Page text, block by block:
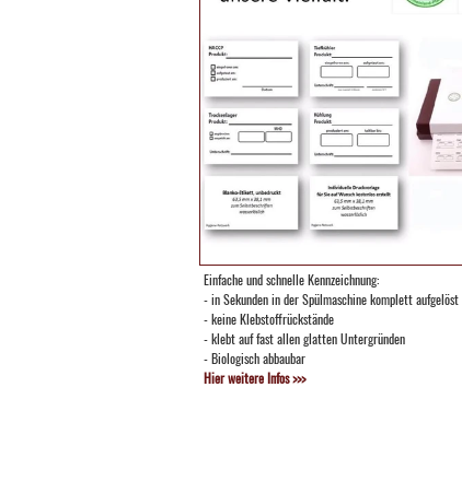
Einfache und schnelle Kennzeichnung:
- in Sekunden in der Spülmaschine komplett aufgelöst
- keine Klebstoffrückstände
- klebt auf fast allen glatten Untergründen
- Biologisch abbaubar
Hier weitere Infos >>>